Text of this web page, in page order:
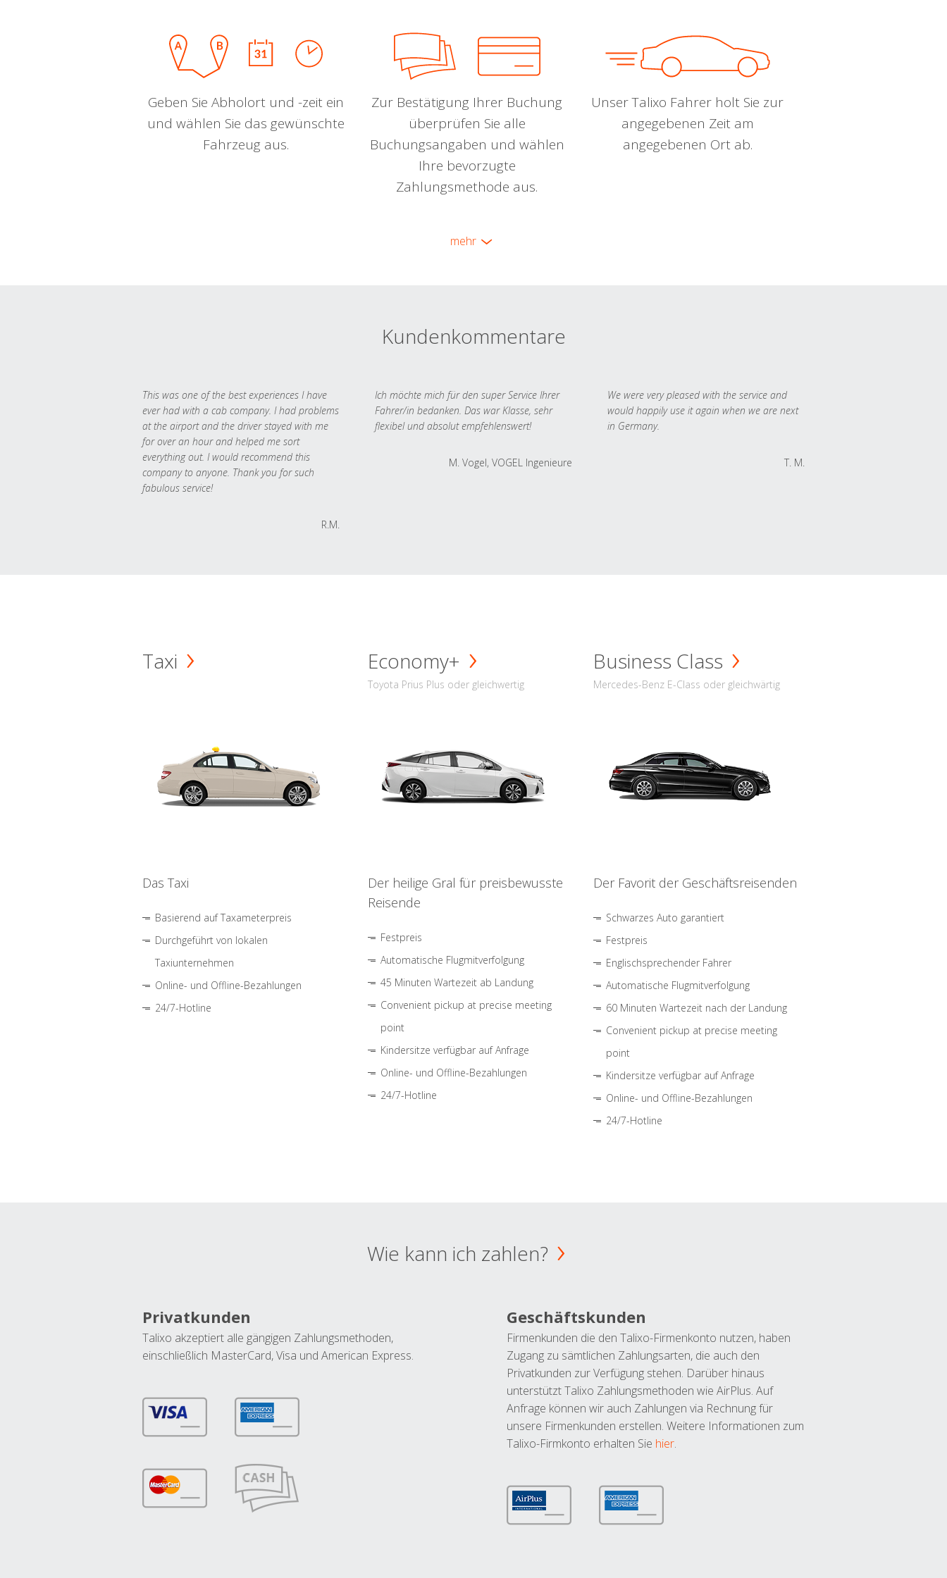
Geben Sie Abholort und -zeit ein
und wählen Sie das gewünschte
Fahrzeug aus.
Zur Bestätigung Ihrer Buchung
überprüfen Sie alle
Buchungsangaben und wählen
Ihre bevorzugte
Zahlungsmethode aus.
Unser Talixo Fahrer holt Sie zur
angegebenen Zeit am
angegebenen Ort ab.
mehr
Kundenkommentare
This was one of the best experiences I have
ever had with a cab company. I had problems
at the airport and the driver stayed with me
for over an hour and helped me sort
everything out. I would recommend this
company to anyone. Thank you for such
fabulous service!
R.M.
Ich möchte mich für den super Service Ihrer
Fahrer/in bedanken. Das war Klasse, sehr
flexibel und absolut empfehlenswert!
M. Vogel, VOGEL Ingenieure
We were very pleased with the service and
would happily use it again when we are next
in Germany.
T. M.
Taxi
Das Taxi
Basierend auf Taxameterpreis
Durchgeführt von lokalen
Taxiunternehmen
Online- und Offline-Bezahlungen
24/7-Hotline
Economy+
Toyota Prius Plus oder gleichwertig
Der heilige Gral für preisbewusste
Reisende
Festpreis
Automatische Flugmitverfolgung
45 Minuten Wartezeit ab Landung
Convenient pickup at precise meeting
point
Kindersitze verfügbar auf Anfrage
Online- und Offline-Bezahlungen
24/7-Hotline
Business Class
Mercedes-Benz E-Class oder gleichwärtig
Der Favorit der Geschäftsreisenden
Schwarzes Auto garantiert
Festpreis
Englischsprechender Fahrer
Automatische Flugmitverfolgung
60 Minuten Wartezeit nach der Landung
Convenient pickup at precise meeting
point
Kindersitze verfügbar auf Anfrage
Online- und Offline-Bezahlungen
24/7-Hotline
Wie kann ich zahlen?
Privatkunden
Talixo akzeptiert alle gängigen Zahlungsmethoden,
einschließlich MasterCard, Visa und American Express.
Geschäftskunden
Firmenkunden die den Talixo-Firmenkonto nutzen, haben
Zugang zu sämtlichen Zahlungsarten, die auch den
Privatkunden zur Verfügung stehen. Darüber hinaus
unterstützt Talixo Zahlungsmethoden wie AirPlus. Auf
Anfrage können wir auch Zahlungen via Rechnung für
unsere Firmenkunden erstellen. Weitere Informationen zum
Talixo-Firmkonto erhalten Sie hier.